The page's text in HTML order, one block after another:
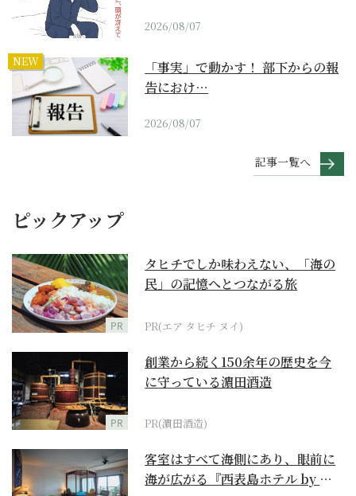
2026/08/07
NEW
「事実」で動かす！ 部下からの報
告におけ…
2026/08/07
記事一覧へ
ピックアップ
PR
タヒチでしか味わえない、「海の
民」の記憶へとつながる旅
PR(エア タヒチ ヌイ)
PR
創業から続く150余年の歴史を今
に守っている濵田酒造
PR(濵田酒造)
客室はすべて海側にあり、眼前に
海が広がる『西表島ホテル by 星